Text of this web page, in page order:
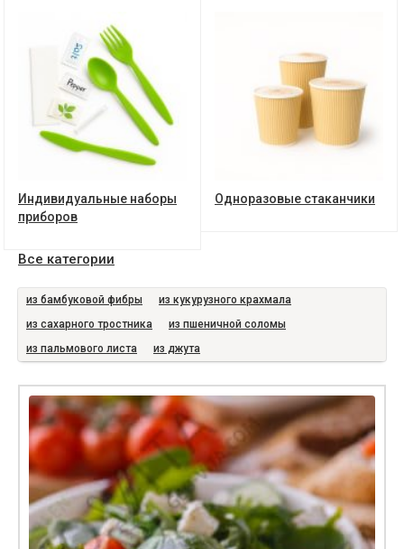
Индивидуальные наборы
приборов
Одноразовые стаканчики
Все категории
из бамбуковой фибры
из кукурузного крахмала
из сахарного тростника
из пшеничной соломы
из пальмового листа
из джута